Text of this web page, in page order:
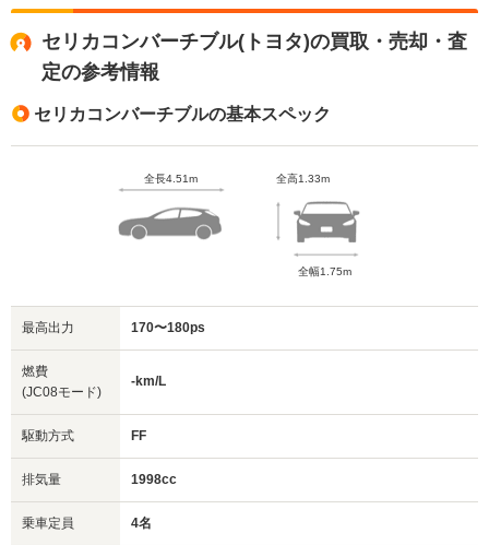
セリカコンバーチブル(トヨタ)の買取・売却・査
定の参考情報
セリカコンバーチブルの基本スペック
全長4.51m 全高1.33m
全幅1.75m
最高出力 170〜180ps
燃費
(JC08モード)
-km/L
駆動方式 FF
排気量 1998cc
乗車定員 4名